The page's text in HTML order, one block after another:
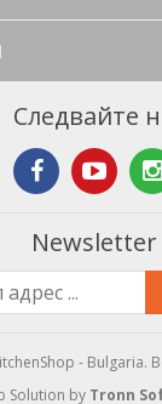
Следвайте
Newsletter
- Bulgaria.
Solution by Tronn